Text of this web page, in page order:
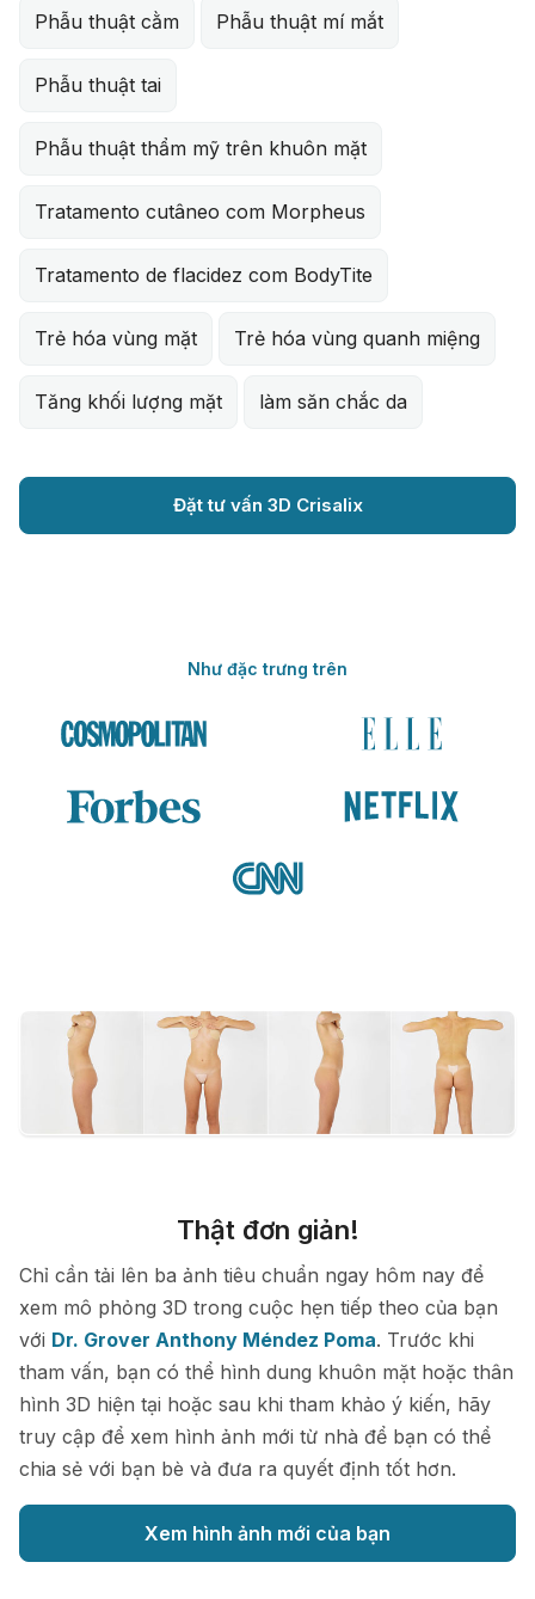
Phẫu thuật cằm Phẫu thuật mí mắt
Phẫu thuật tai
Phẫu thuật thẩm mỹ trên khuôn mặt
Tratamento cutâneo com Morpheus
Tratamento de flacidez com BodyTite
Trẻ hóa vùng mặt Trẻ hóa vùng quanh miệng
Tăng khối lượng mặt làm săn chắc da
Đặt tư vấn 3D Crisalix
Như đặc trưng trên
Thật đơn giản!
Chỉ cần tải lên ba ảnh tiêu chuẩn ngay hôm nay để
xem mô phỏng 3D trong cuộc hẹn tiếp theo của bạn
với Dr. Grover Anthony Méndez Poma. Trước khi
tham vấn, bạn có thể hình dung khuôn mặt hoặc thân
hình 3D hiện tại hoặc sau khi tham khảo ý kiến, hãy
truy cập để xem hình ảnh mới từ nhà để bạn có thể
chia sẻ với bạn bè và đưa ra quyết định tốt hơn.
Xem hình ảnh mới của bạn